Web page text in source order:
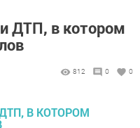
ДТП, в котором
812 0 0